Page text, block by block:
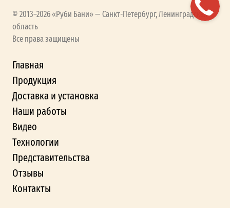
© 2013–2026 «Руби Бани» — Санкт-Петербург, Ленинградская
область
Все права защищены
Главная
Продукция
Доставка и установка
Наши работы
Видео
Технологии
Представительства
Отзывы
Контакты